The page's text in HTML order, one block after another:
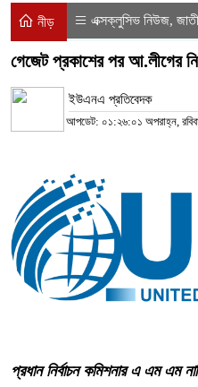
নীড় এক্সক্লুসিভ নিউজ,
গেজেট প্রকাশের পর আ.লীগের
ইউএনএ প্রতিবেদক
আপডেট: ০১:২৬:০১ অপরাহ্ন,
প্রধান নির্বাচন কমিশনার এ এম এম